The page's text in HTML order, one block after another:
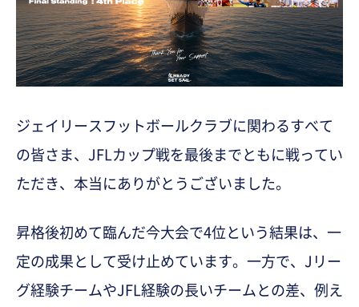
ジェイリースフットボールクラブに関わるすべて
の皆さま、JFLカップ戦を最後までともに戦ってい
ただき、本当にありがとうございました。
昇格後初めて臨んだ今大会で4位という結果は、一
定の成果として受け止めています。一方で、Jリー
グ経験チームやJFL経験の長いチームとの差、例え